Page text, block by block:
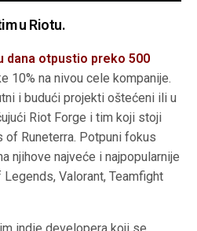
u Riotu.
dana otpustio preko 500
10% na nivou cele kompanije.
i budući projekti oštećeni ili u
Riot Forge i tim koji stoji
Runeterra. Potpuni fokus
njihove najveće i najpopularnije
Valorant, Teamfight
indie developera koji se